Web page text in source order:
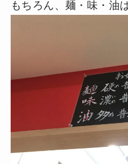
もちろん、麺・味・油